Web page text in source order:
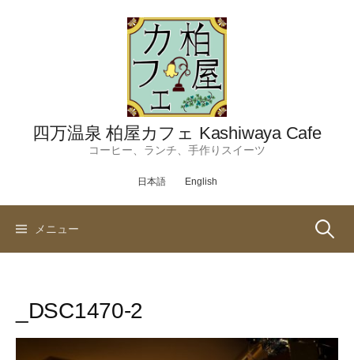
四万温泉 柏屋カフェ Kashiwaya Cafe
コーヒー、ランチ、手作りスイーツ
日本語 English
メニュー 検
_DSC1470-2